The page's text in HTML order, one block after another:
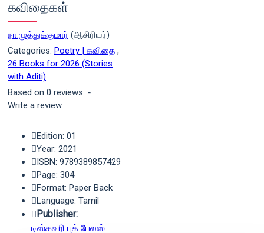
கவிதைகள்
நா.முத்துக்குமார் (ஆசிரியர்)
Categories: Poetry | கவிதை ,
26 Books for 2026 (Stories
with Aditi)
Based on 0 reviews. -
Write a review
Edition: 01
Year: 2021
ISBN: 9789389857429
Page: 304
Format: Paper Back
Language: Tamil
Publisher:
டிஸ்கவரி புக் பேலஸ்